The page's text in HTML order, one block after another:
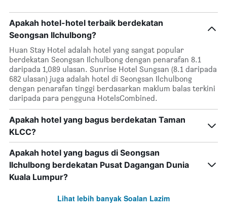
Apakah hotel-hotel terbaik berdekatan
Seongsan Ilchulbong?
Huan Stay Hotel adalah hotel yang sangat popular
berdekatan Seongsan Ilchulbong dengan penarafan 8.1
daripada 1,089 ulasan. Sunrise Hotel Sungsan (8.1 daripada
682 ulasan) juga adalah hotel di Seongsan Ilchulbong
dengan penarafan tinggi berdasarkan maklum balas terkini
daripada para pengguna HotelsCombined.
Apakah hotel yang bagus berdekatan Taman
KLCC?
Apakah hotel yang bagus di Seongsan
Ilchulbong berdekatan Pusat Dagangan Dunia
Kuala Lumpur?
Lihat lebih banyak Soalan Lazim